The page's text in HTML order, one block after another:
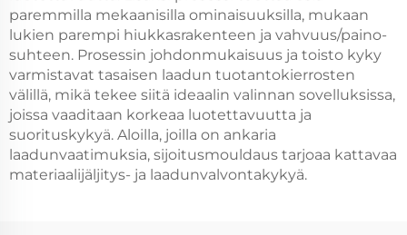
paremmilla mekaanisilla ominaisuuksilla, mukaan
lukien parempi hiukkasrakenteen ja vahvuus/paino-
suhteen. Prosessin johdonmukaisuus ja toisto kyky
varmistavat tasaisen laadun tuotantokierrosten
välillä, mikä tekee siitä ideaalin valinnan sovelluksissa,
joissa vaaditaan korkeaa luotettavuutta ja
suorituskykyä. Aloilla, joilla on ankaria
laadunvaatimuksia, sijoitusmouldaus tarjoaa kattavaa
materiaalijäljitys- ja laadunvalvontakykyä.